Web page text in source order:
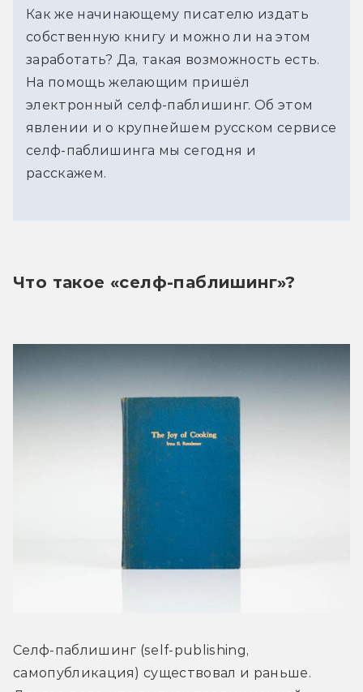
Как же начинающему писателю издать
собственную книгу и можно ли на этом
заработать? Да, такая возможность есть.
На помощь желающим пришёл
электронный селф-паблишинг. Об этом
явлении и о крупнейшем русском сервисе
селф-паблишинга мы сегодня и
расскажем.
Что такое «селф-паблишинг»?
Селф-паблишинг (self-publishing,
самопубликация) существовал и раньше.